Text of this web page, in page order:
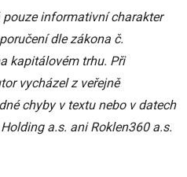
informativní charakter
dle zákona č.
kapitálovém trhu. Při
vycházel z veřejně
chyby v textu nebo v datech
a.s. ani Roklen360 a.s.